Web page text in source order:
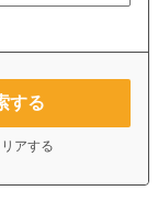
する
アする